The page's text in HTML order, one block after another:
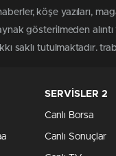
köşe yazıları,
gösterilmeden alıntı
saklı tutulmaktadır.
SERVİSLER 2
Canlı Borsa
Canlı Sonuçlar